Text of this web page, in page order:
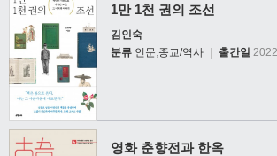
1만 1천 권의 조선
김인숙
분류 인문,종교/역사 출간일
영화 춘향전과 한옥